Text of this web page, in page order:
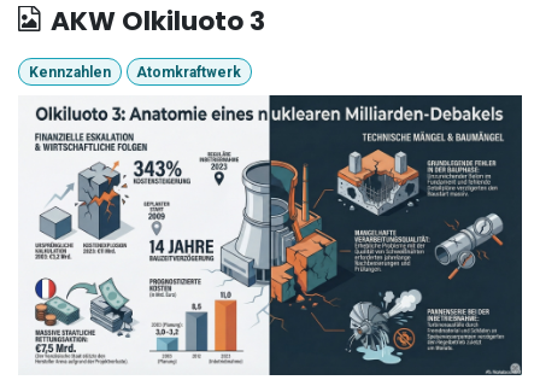
AKW Olkiluoto 3
Kennzahlen Atomkraftwerk